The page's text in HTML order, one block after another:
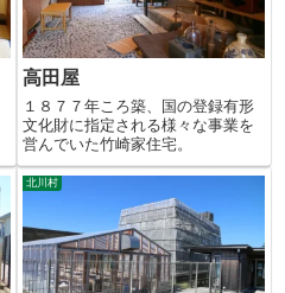
高田屋
１８７７年ころ築、国の登録有形
文化財に指定される様々な事業を
営んでいた竹崎家住宅。
北川村